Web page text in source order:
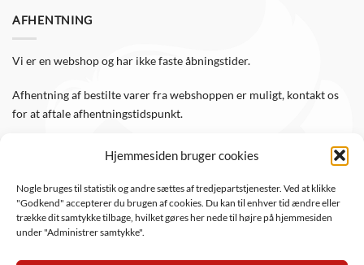
Hjemmesiden bruger cookies
Nogle bruges til statistik og andre sættes af tredjepartstjenester. Ved at klikke
"Godkend" accepterer du brugen af cookies. Du kan til enhver tid ændre eller
trække dit samtykke tilbage, hvilket gøres her nede til højre på hjemmesiden
under "Administrer samtykke".
AFHENTNING
Vi er en webshop og har ikke faste åbningstider.
Afhentning af bestilte varer fra webshoppen er muligt, kontakt os
for at aftale afhentningstidspunkt.
Følg WTS Retro på de sociale medier, så er du altid opdateret.